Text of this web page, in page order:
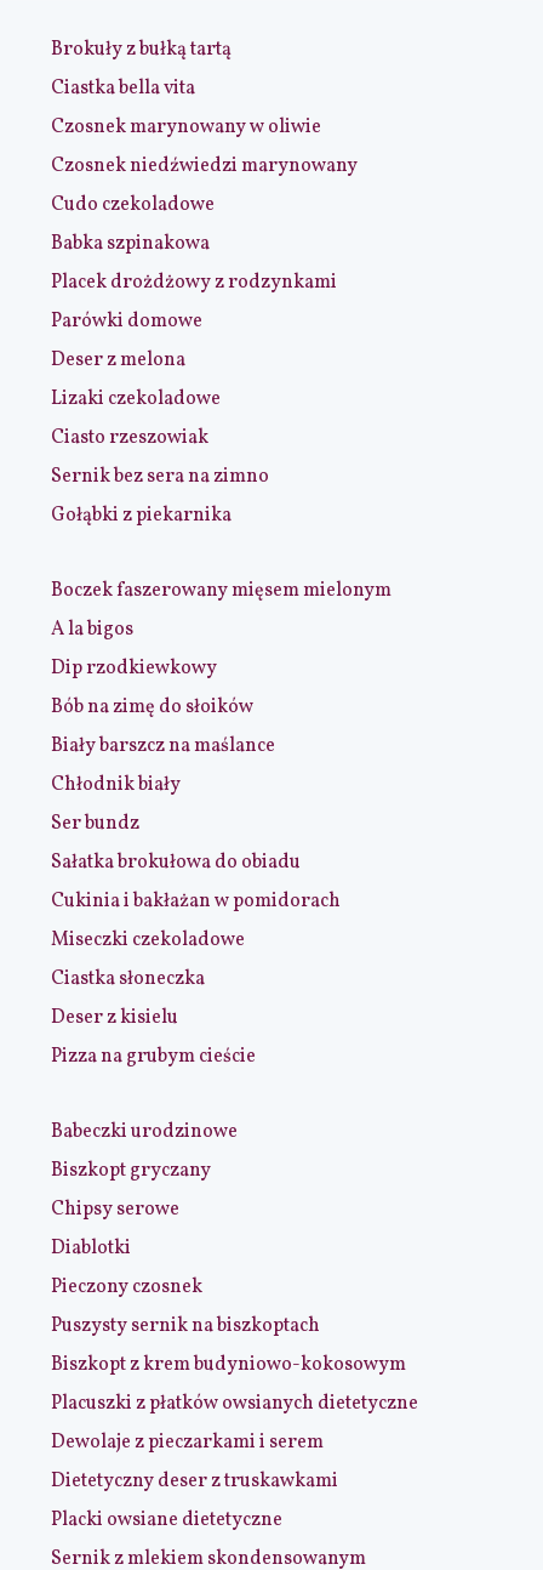
Brokuły z bułką tartą
Ciastka bella vita
Czosnek marynowany w oliwie
Czosnek niedźwiedzi marynowany
Cudo czekoladowe
Babka szpinakowa
Placek drożdżowy z rodzynkami
Parówki domowe
Deser z melona
Lizaki czekoladowe
Ciasto rzeszowiak
Sernik bez sera na zimno
Gołąbki z piekarnika
Boczek faszerowany mięsem mielonym
A la bigos
Dip rzodkiewkowy
Bób na zimę do słoików
Biały barszcz na maślance
Chłodnik biały
Ser bundz
Sałatka brokułowa do obiadu
Cukinia i bakłażan w pomidorach
Miseczki czekoladowe
Ciastka słoneczka
Deser z kisielu
Pizza na grubym cieście
Babeczki urodzinowe
Biszkopt gryczany
Chipsy serowe
Diablotki
Pieczony czosnek
Puszysty sernik na biszkoptach
Biszkopt z krem budyniowo-kokosowym
Placuszki z płatków owsianych dietetyczne
Dewolaje z pieczarkami i serem
Dietetyczny deser z truskawkami
Placki owsiane dietetyczne
Sernik z mlekiem skondensowanym